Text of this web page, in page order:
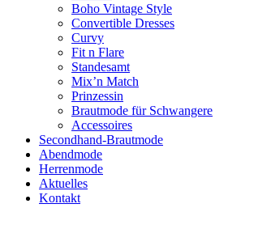
Boho Vintage Style
Convertible Dresses
Curvy
Fit n Flare
Standesamt
Mix’n Match
Prinzessin
Brautmode für Schwangere
Accessoires
Secondhand-Brautmode
Abendmode
Herrenmode
Aktuelles
Kontakt